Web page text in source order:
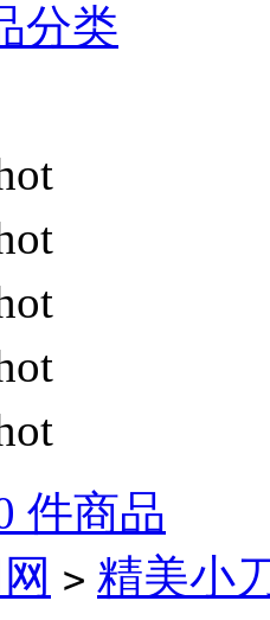
分类
件商品
> 精美小